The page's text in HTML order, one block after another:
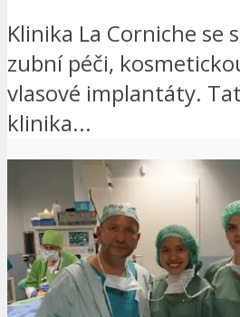
Klinika La Corniche se
zubní péči,
vlasové implantáty.
klinika...